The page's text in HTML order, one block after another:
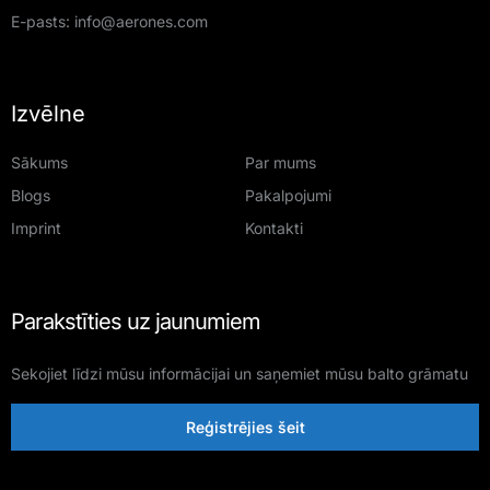
E-pasts: info@aerones.com
Izvēlne
Sākums
Par mums
Blogs
Pakalpojumi
Imprint
Kontakti
Parakstīties uz jaunumiem
Sekojiet līdzi mūsu informācijai un saņemiet mūsu balto grāmatu
Reģistrējies šeit